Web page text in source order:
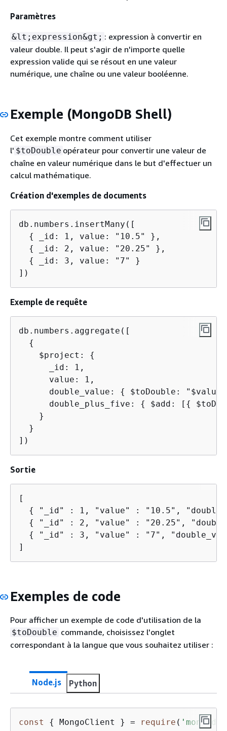
Paramètres
&lt;expression&gt; : expression à convertir en
valeur double. Il peut s'agir de n'importe quelle
expression valide qui se résout en une valeur
numérique, une chaîne ou une valeur booléenne.
Exemple (MongoDB Shell)
Cet exemple montre comment utiliser
l' $toDouble opérateur pour convertir une valeur de
chaîne en valeur numérique dans le but d'effectuer un
calcul mathématique.
Création d'exemples de documents
db.numbers.insertMany([
{
_id: 1, value: "10.5" },
{
_id: 2, value: "20.25" },
{
_id: 3, value: "7" }
])
Exemple de requête
db.numbers.aggregate([
{
    $project:
{
      _id: 1,
      value: 1,
      double_value:
{
$toDouble:
      double_plus_five:
{ $add: [ {
    }
  }
])
Sortie
[
{
"_id" : 1, "value" : "10.5",
{
"_id" : 2, "value" : "20.25",
{
"_id" : 3, "value" : "7",
]
Exemples de code
Pour afficher un exemple de code d'utilisation de la
$toDouble commande, choisissez l'onglet
correspondant à la langue que vous souhaitez utiliser :
Node.js Python
const { MongoClient } = require ( 'mongodb'